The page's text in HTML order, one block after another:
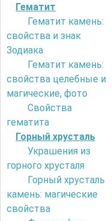
Гематит
Гематит камень:
свойства и знак
Зодиака
Гематит камень:
свойства целебные и
магические, фото
Свойства
гематита
Горный хрусталь
Украшения из
горного хрусталя
Горный хрусталь
камень: магические
свойства